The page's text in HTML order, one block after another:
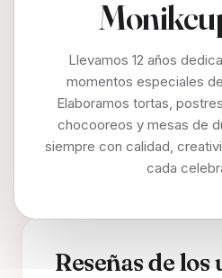
Llevamos 12 años
momentos especiales
Elaboramos tortas,
chocooreos y mesas de
siempre con calidad,
cada
Reseñas de los